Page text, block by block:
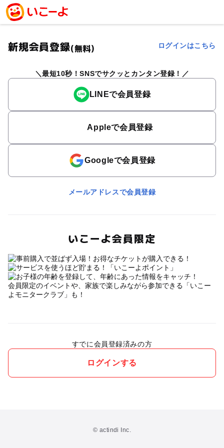
新規会員登録(無料) ログインはこちら
最短10秒！SNSでサクッとカンタン登録！
LINEで会員登録
Appleで会員登録
Googleで会員登録
メールアドレスで会員登録
いこーよ会員限定
会員限定のイベントや、家族で楽しみながら参加できる「いこー
よモニタークラブ」も！
すでに会員登録済みの方
ログインする
© actindi Inc.